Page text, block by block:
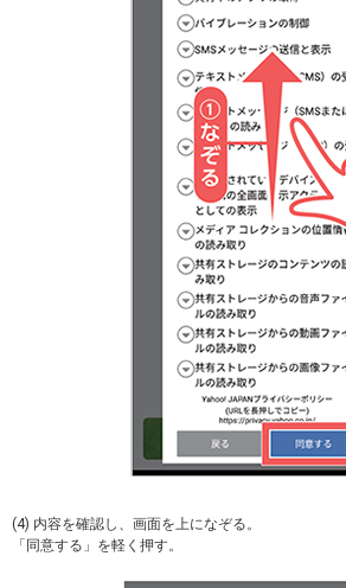
(4) 内容を確認し、画面を上になぞる。
「同意する」を軽く押す。